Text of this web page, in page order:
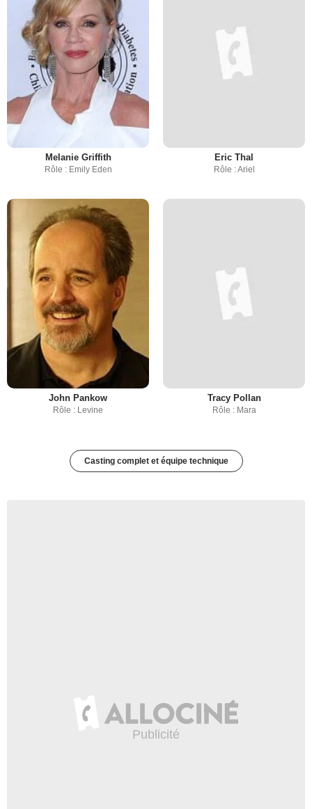
Melanie Griffith
Rôle : Emily Eden
Eric Thal
Rôle : Ariel
John Pankow
Rôle : Levine
Tracy Pollan
Rôle : Mara
Casting complet et équipe technique